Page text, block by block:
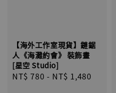
【海外工作室現貨】鏈鋸
人《海灘約會》 裝飾畫
[星空 Studio]
Regular
NT$ 780 - NT$ 1,480